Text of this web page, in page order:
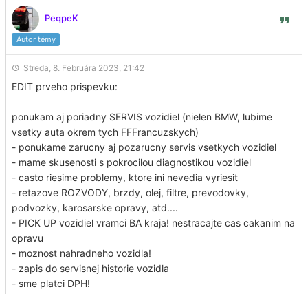
PeqpeK
Autor témy
Streda, 8. Februára 2023, 21:42
EDIT prveho prispevku:
ponukam aj poriadny SERVIS vozidiel (nielen BMW, lubime
vsetky auta okrem tych FFFrancuzskych)
- ponukame zarucny aj pozarucny servis vsetkych vozidiel
- mame skusenosti s pokrocilou diagnostikou vozidiel
- casto riesime problemy, ktore ini nevedia vyriesit
- retazove ROZVODY, brzdy, olej, filtre, prevodovky,
podvozky, karosarske opravy, atd....
- PICK UP vozidiel vramci BA kraja! nestracajte cas cakanim na
opravu
- moznost nahradneho vozidla!
- zapis do servisnej historie vozidla
- sme platci DPH!